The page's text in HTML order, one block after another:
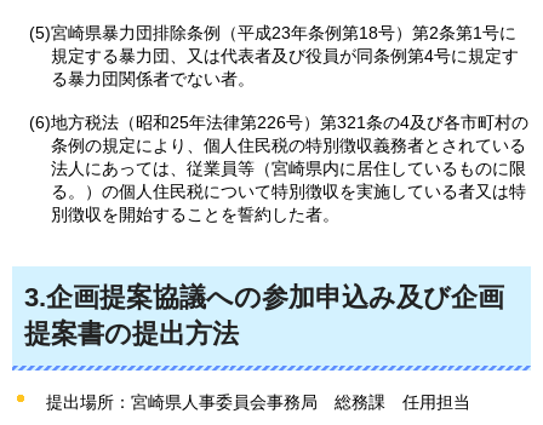
(5)宮崎県暴力団排除条例（平成23年条例第18号）第2条第1号に
規定する暴力団、又は代表者及び役員が同条例第4号に規定す
る暴力団関係者でない者。
(6)地方税法（昭和25年法律第226号）第321条の4及び各市町村の
条例の規定により、個人住民税の特別徴収義務者とされている
法人にあっては、従業員等（宮崎県内に居住しているものに限
る。）の個人住民税について特別徴収を実施している者又は特
別徴収を開始することを誓約した者。
3.企画提案協議への参加申込み及び企画
提案書の提出方法
提出場所：宮崎県人事委員会事務局 総務課 任用担当